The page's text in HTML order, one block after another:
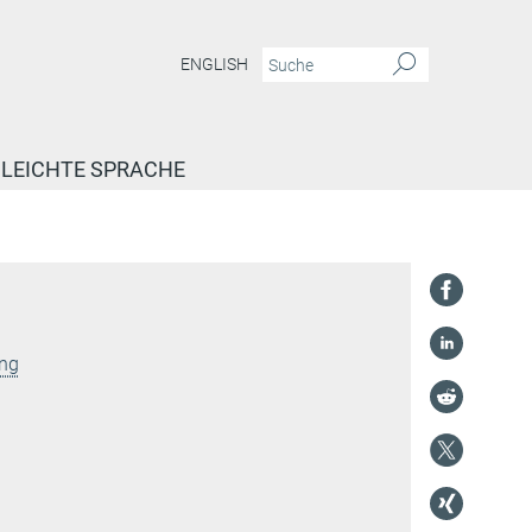
ENGLISH
LEICHTE SPRACHE